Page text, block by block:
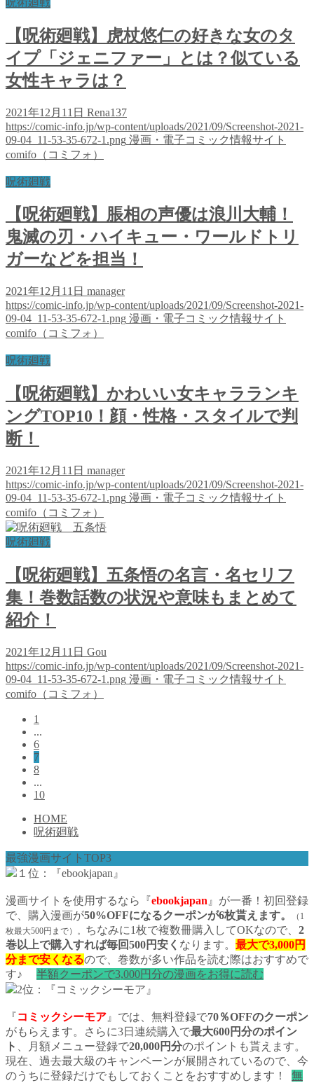
【呪術廻戦】虎杖悠仁の好きな女のタ
イプ「ジェニファー」とは？似ている
女性キャラは？
2021年12月11日 Rena137
https://comic-info.jp/wp-content/uploads/2021/09/Screenshot-2021-
09-04_11-53-35-672-1.png 漫画・電子コミック情報サイト
comifo（コミフォ）
呪術廻戦
【呪術廻戦】脹相の声優は浪川大輔！
鬼滅の刃・ハイキュー・ワールドトリ
ガーなどを担当！
2021年12月11日 manager
https://comic-info.jp/wp-content/uploads/2021/09/Screenshot-2021-
09-04_11-53-35-672-1.png 漫画・電子コミック情報サイト
comifo（コミフォ）
呪術廻戦
【呪術廻戦】かわいい女キャラランキ
ングTOP10！顔・性格・スタイルで判
断！
2021年12月11日 manager
https://comic-info.jp/wp-content/uploads/2021/09/Screenshot-2021-
09-04_11-53-35-672-1.png 漫画・電子コミック情報サイト
comifo（コミフォ）
呪術廻戦
【呪術廻戦】五条悟の名言・名セリフ
集！巻数話数の状況や意味もまとめて
紹介！
2021年12月11日 Gou
https://comic-info.jp/wp-content/uploads/2021/09/Screenshot-2021-
09-04_11-53-35-672-1.png 漫画・電子コミック情報サイト
comifo（コミフォ）
1
...
6
7
8
...
10
HOME
呪術廻戦
最強漫画サイトTOP3
１位：『ebookjapan』
漫画サイトを使用するなら『ebookjapan 』が一番！初回登録
で、購入漫画が50%OFFになるクーポンが6枚貰えます。
（1
枚最大500円まで）。 ちなみに1枚で複数冊購入してOKなので、 2
巻以上で購入すれば毎回500円安く なります。 最大で3,000円
分まで安くなるので、巻数が多い作品を読む際はおすすめで
す♪
半額クーポンで3,000円分の漫画をお得に読む
2位：『コミックシーモア』
『コミックシーモア 』では、無料登録で70％OFFのクーポン
がもらえます。さらに3日連続購入で最大600円分のポイン
ト
、月額メニュー登録で20,000円分のポイントも貰えます。
現在、過去最大級のキャンペーンが展開されているので、今
のうちに登録だけでもしておくことをおすすめします！
無